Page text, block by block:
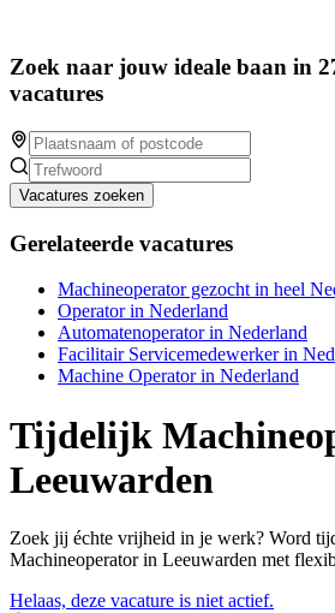
Zoek naar jouw ideale baan in
vacatures
Vacatures zoeken
Gerelateerde vacatures
Machineoperator gezocht in heel
Operator in Nederland
Automatenoperator in Nederland
Facilitair Servicemedewerker in
Machine Operator in Nederland
Tijdelijk
Leeuwarden
Zoek jij échte vrijheid in je werk? Word
Machineoperator in Leeuwarden met
Helaas, deze vacature is niet actief.